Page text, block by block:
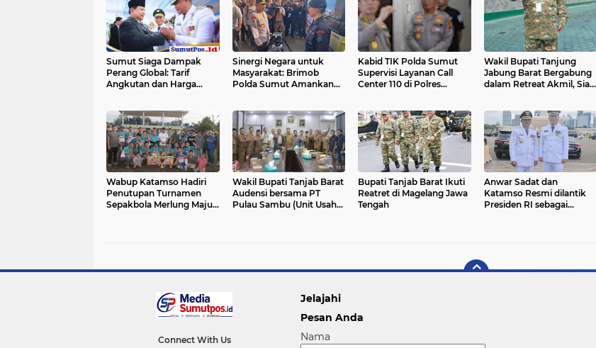
Sumut Siaga Dampak
Perang Global: Tarif
Angkutan dan Harga
Sinergi Negara untuk
Masyarakat: Brimob
Polda Sumut Amankan
Kabid TIK Polda Sumut
Supervisi Layanan Call
Center 110 di Polres
Fasilitas
Wakil Bupati Tanjung
Jabung Barat Bergabung
dalam Retreat Akmil, Siap
Wabup Katamso Hadiri
Penutupan Turnamen
Sepakbola Merlung Maju
Wakil Bupati Tanjab Barat
Audensi bersama PT
Pulau Sambu (Unit Usaha
Bupati Tanjab Barat Ikuti
Reatret di Magelang Jawa
Tengah
Anwar Sadat dan
Katamso Resmi dilantik
Presiden RI sebagai
Connect With Us
Jelajahi
Pesan Anda
Nama